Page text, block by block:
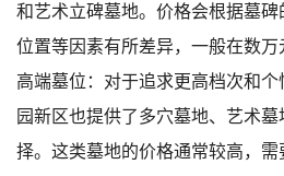
和艺术立碑墓地。价格会根据墓
位置等因素有所差异，一般在数万
高端墓位：对于追求更高档次和
园新区也提供了多穴墓地、艺术
择。这类墓地的价格通常较高，需